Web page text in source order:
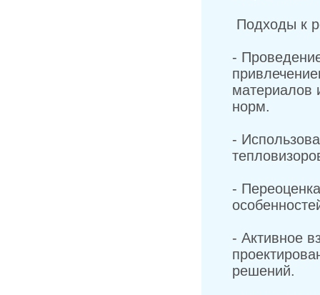
Подходы к
-
материалов
норм.
-
-
- Активное
решений.